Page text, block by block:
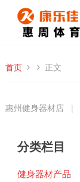
首页 正文
惠州健身器材店
分类栏目
健身器材产品